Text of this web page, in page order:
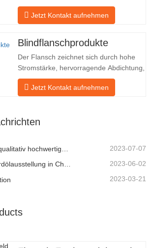
Generationen harter Arbeit umfasst es
nun eine Fläche von 50.000 ㎡ und
25.000 ㎡. Es gibt 260 Mitarbeiter und
46 Ingenieure. Die jährliche Produktion
von Schmiedestücken beträgt 30.000
Tonnen. Hauptsächlich…
Jetzt Kontakt aufnehmen
Blindflanschprodukte
Der Flansch zeichnet sich durch hohe
Stromstärke, hervorragende Abdichtung,
praktische Wartung, robuste
Anpassungsfähigkeit und
Faktor im Rohrleitungssystem macht.
Jetzt Kontakt aufnehmen
2023-07-07
Internationale Erdölausstellung in China 2023-06-02
2023-03-21